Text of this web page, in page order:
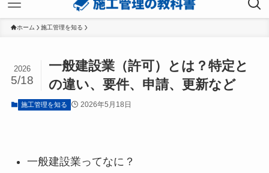
ホーム 施工管理を知る
一般建設業（許可）とは？特定と
の違い、要件、申請、更新など
2026
5/18
施工管理を知る 2026年5月18日
一般建設業ってなに？